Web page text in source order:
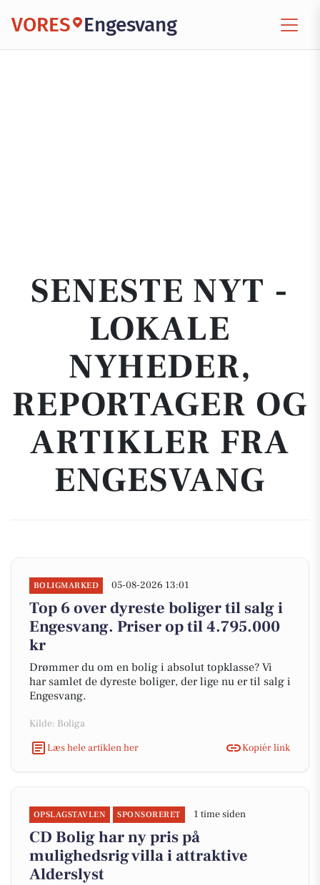
VORES Engesvang
SENESTE NYT -
LOKALE
NYHEDER,
REPORTAGER OG
ARTIKLER FRA
ENGESVANG
BOLIGMARKED 05-08-2026 13:01
Top 6 over dyreste boliger til salg i
Engesvang. Priser op til 4.795.000
kr
Drømmer du om en bolig i absolut topklasse? Vi
har samlet de dyreste boliger, der lige nu er til salg i
Engesvang.
Kilde: Boliga
Læs hele artiklen her
Kopiér link
OPSLAGSTAVLEN SPONSORERET 1 time siden
CD Bolig har ny pris på
mulighedsrig villa i attraktive
Alderslyst